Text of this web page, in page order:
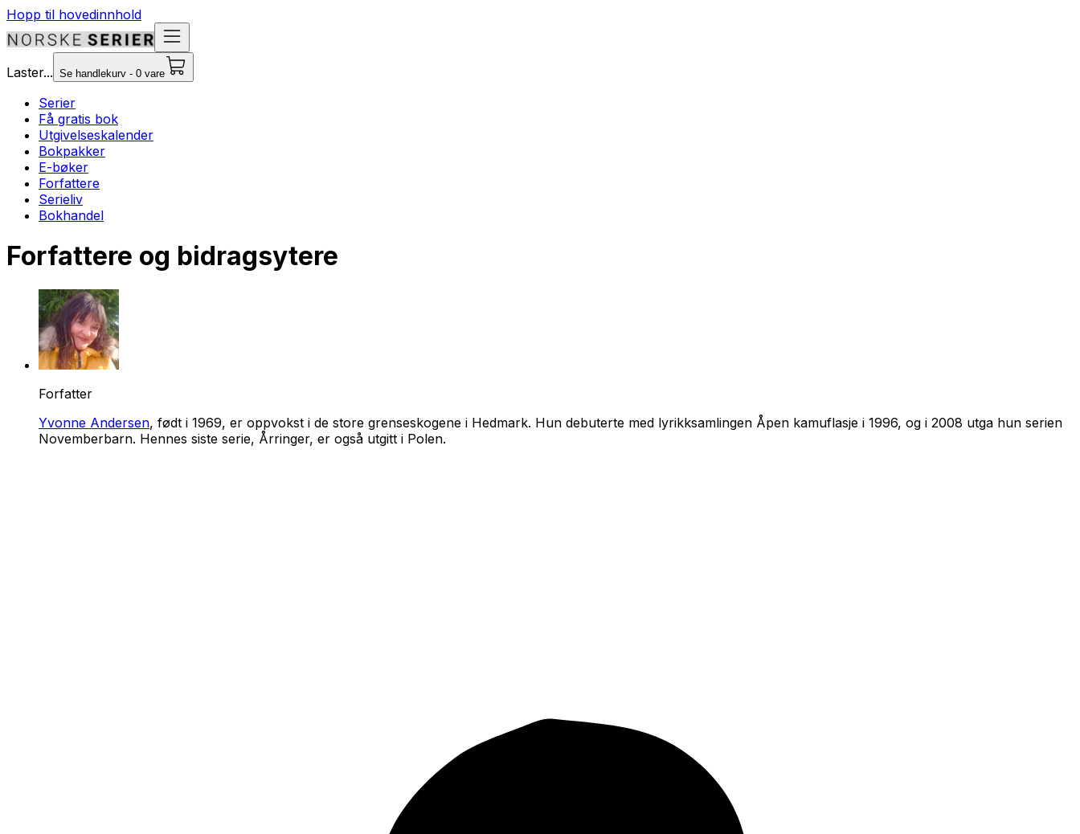
Hopp til hovedinnhold
Laster... Se handlekurv - 0 vare
Serier
Få gratis bok
Utgivelseskalender
Bokpakker
E-bøker
Forfattere
Serieliv
Bokhandel
Forfattere og bidragsytere
Forfatter
Yvonne Andersen, født i 1969, er oppvokst i de store grenseskogene i Hedmark. Hun debuterte med lyrikksamlingen Åpen kamuflasje i 1996, og i 2008 utga hun serien
Novemberbarn. Hennes siste serie, Årringer, er også utgitt i Polen.